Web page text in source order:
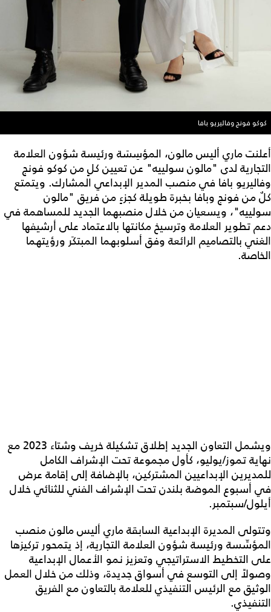
كوكو فونج وفاليريو بافا
أعلنت ماري أليس مالون، المؤسِسَة ورئيسة شؤون العلامة
التجارية لدى "مالون سولييه" عن تعيين كلٍ من كوكو فونج
وفاليريو بافا في منصب المدير الإبداعي المشارك. ويتمتع
كلٌ من فونج وبافا بخبرة طويلة كجزءٍ من فريق "مالون
سولييه"، ويسعيان من خلال منصبهما الجديد للمساهمة في
دعم تطوير العلامة وترسيخ مكانتها بالاعتماد على أرشيفها
الغني بالتصاميم الرائعة وفق أسلوبهما المبتكَر ورؤيتهما
الخاصة.
ويشمل التعاون الجديد إطلاق تشكيلة خريف وشتاء 2023 مع
نهاية تموز/يوليو، كأول مجموعة تحت الإشراف الكامل
للمديرين الإبداعيين المشتركين، بالإضافة إلى إقامة عرض
في أسبوع الموضة بلندن تحت الإشراف الفني للثنائي خلال
أيلول/سبتمبر.
وتتولى المديرة الإبداعية السابقة ماري أليس مالون منصب
المؤسِّسة ورئيسة شؤون العلامة التجارية، إذ يتمحور تركيزها
على التخطيط الاستراتيجي وتعزيز نمو الأعمال الإبداعية
وصولاً إلى التوسع في أسواق جديدة، وذلك من خلال العمل
الوثيق مع الرئيس التنفيذي للعلامة بالتعاون مع الفريق
التنفيذي.